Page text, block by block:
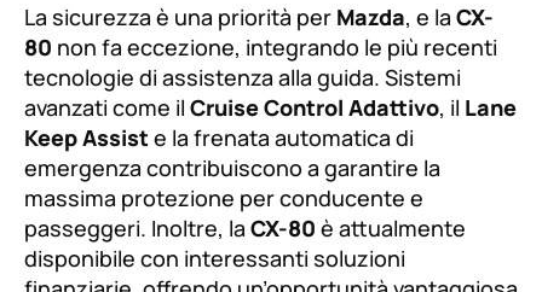
La sicurezza è una priorità per Mazda, e la CX-
80 non fa eccezione, integrando le più recenti
tecnologie di assistenza alla guida. Sistemi
avanzati come il Cruise Control Adattivo, il Lane
Keep Assist e la frenata automatica di
emergenza contribuiscono a garantire la
massima protezione per conducente e
passeggeri. Inoltre, la CX-80 è attualmente
disponibile con interessanti soluzioni